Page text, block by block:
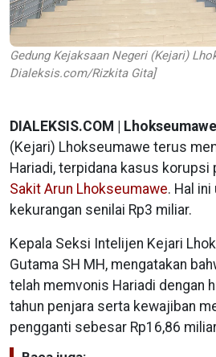
Gedung Kejaksaan Negeri (Kejari)
Dialeksis.com/Rizkita Gita]
DIALEKSIS.COM | Lhokseumawe
(Kejari) Lhokseumawe terus
Hariadi, terpidana kasus korupsi
Sakit Arun Lhokseumawe. Hal
kekurangan senilai Rp3 miliar.
Kepala Seksi Intelijen Kejari
Gutama SH MH, mengatakan
telah memvonis Hariadi dengan
tahun penjara serta kewajiban
pengganti sebesar Rp16,86